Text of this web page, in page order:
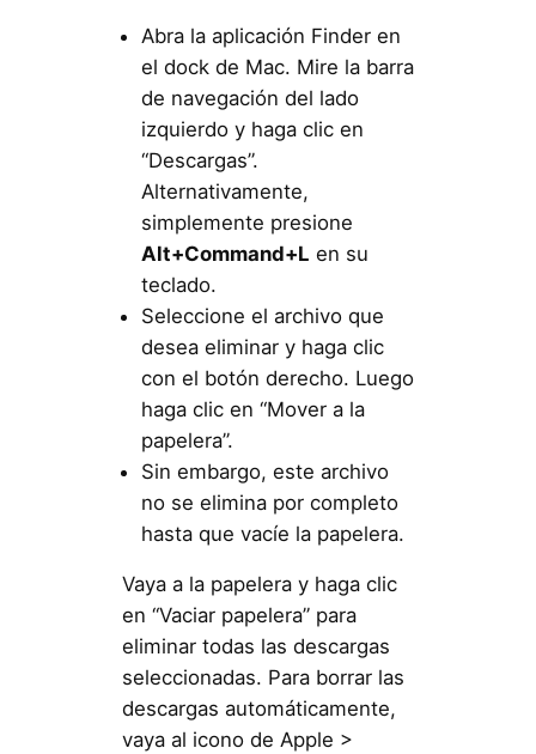
Abra la aplicación Finder en
el dock de Mac. Mire la barra
de navegación del lado
izquierdo y haga clic en
“Descargas”.
Alternativamente,
simplemente presione
Alt+Command+L en su
teclado.
Seleccione el archivo que
desea eliminar y haga clic
con el botón derecho. Luego
haga clic en “Mover a la
papelera”.
Sin embargo, este archivo
no se elimina por completo
hasta que vacíe la papelera.
Vaya a la papelera y haga clic
en “Vaciar papelera” para
eliminar todas las descargas
seleccionadas. Para borrar las
descargas automáticamente,
vaya al icono de Apple >